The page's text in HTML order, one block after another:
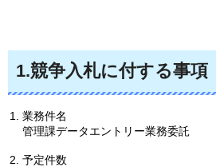
1.競争入札に付する事項
業務件名
管理課データエントリー業務委託
予定件数